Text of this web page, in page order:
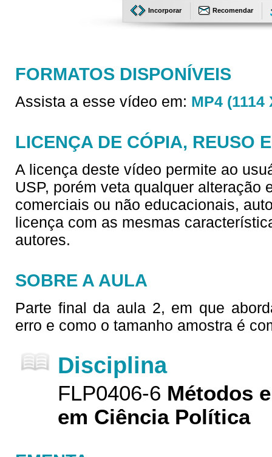
Incorporar Recomendar
FORMATOS DISPONÍVEIS
Assista a esse vídeo em: MP4 (1114
LICENÇA DE CÓPIA, REUSO
A licença deste vídeo permite ao
USP, porém veta qualquer alteração
comerciais ou não educacionais,
licença com as mesmas
autores.
SOBRE A AULA
Parte final da aula 2, em que
erro e como o tamanho amostra é
Disciplina
FLP0406-6 Métodos
em Ciência Política